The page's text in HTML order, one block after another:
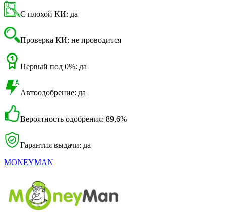
С плохой КИ: да
Проверка КИ: не проводится
Первый под 0%: да
Автоодобрение: да
Вероятность одобрения: 89,6%
Гарантия выдачи: да
MONEYMAN